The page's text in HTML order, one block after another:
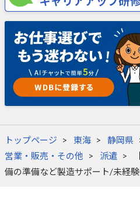
トップページ 東海 静岡県
営業・販売・その他
派遣
備の準備など製造サポート/未経